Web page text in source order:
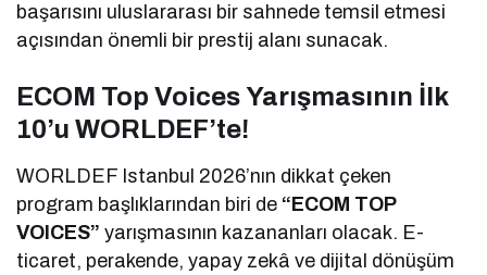
başarısını uluslararası bir sahnede temsil etmesi
açısından önemli bir prestij alanı sunacak.
ECOM Top Voices Yarışmasının İlk
10’u WORLDEF’te!
WORLDEF Istanbul 2026’nın dikkat çeken
program başlıklarından biri de “ECOM TOP
VOICES”yarışmasının kazananları olacak. E-
ticaret, perakende, yapay zekâ ve dijital dönüşüm